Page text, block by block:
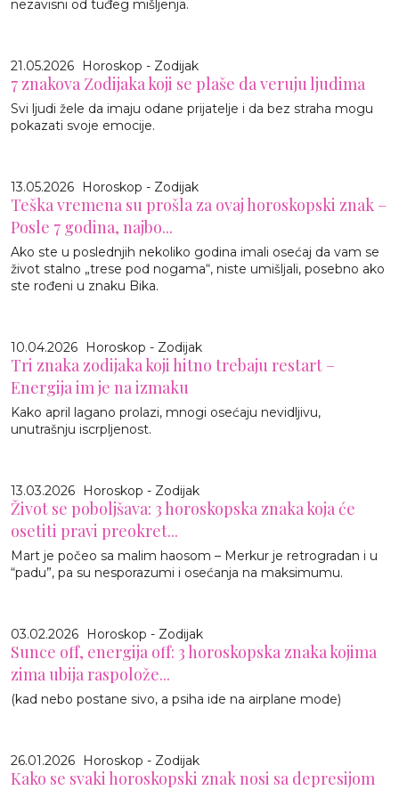
nezavisni od tuđeg mišljenja.
21.05.2026 Horoskop - Zodijak
7 znakova Zodijaka koji se plaše da veruju ljudima
Svi ljudi žele da imaju odane prijatelje i da bez straha mogu
pokazati svoje emocije.
13.05.2026 Horoskop - Zodijak
Teška vremena su prošla za ovaj horoskopski znak –
Posle 7 godina, najbo...
Ako ste u poslednjih nekoliko godina imali osećaj da vam se
život stalno „trese pod nogama“, niste umišljali, posebno ako
ste rođeni u znaku Bika.
10.04.2026 Horoskop - Zodijak
Tri znaka zodijaka koji hitno trebaju restart –
Energija im je na izmaku
Kako april lagano prolazi, mnogi osećaju nevidljivu,
unutrašnju iscrpljenost.
13.03.2026 Horoskop - Zodijak
Život se poboljšava: 3 horoskopska znaka koja će
osetiti pravi preokret...
Mart je počeo sa malim haosom – Merkur je retrogradan i u
“padu”, pa su nesporazumi i osećanja na maksimumu.
03.02.2026 Horoskop - Zodijak
Sunce off, energija off: 3 horoskopska znaka kojima
zima ubija raspolože...
(kad nebo postane sivo, a psiha ide na airplane mode)
26.01.2026 Horoskop - Zodijak
Kako se svaki horoskopski znak nosi sa depresijom